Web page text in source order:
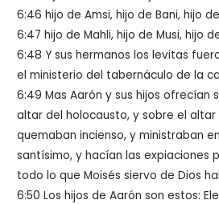
6:46 hijo de Amsi, hijo de Bani, hijo
6:47 hijo de Mahli, hijo de Musi, hijo
6:48 Y sus hermanos los levitas
el ministerio del tabernáculo de la
6:49 Mas Aarón y sus hijos ofrecían
altar del holocausto, y sobre el
quemaban incienso, y ministraban
santísimo, y hacían las expiaciones
todo lo que Moisés siervo de Dios
6:50 Los hijos de Aarón son estos: